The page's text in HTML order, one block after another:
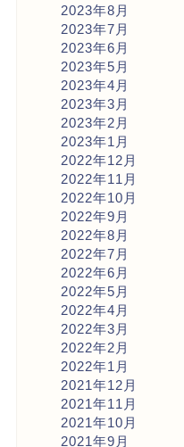
2023年8月
2023年7月
2023年6月
2023年5月
2023年4月
2023年3月
2023年2月
2023年1月
2022年12月
2022年11月
2022年10月
2022年9月
2022年8月
2022年7月
2022年6月
2022年5月
2022年4月
2022年3月
2022年2月
2022年1月
2021年12月
2021年11月
2021年10月
2021年9月